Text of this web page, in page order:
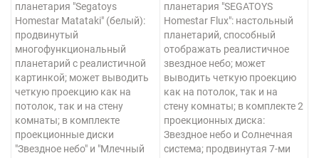
планетария "Segatoys
Homestar Matataki" (белый):
продвинутый
многофункциональный
планетарий с реалистичной
картинкой; может выводить
четкую проекцию как на
потолок, так и на стену
комнаты; в комплекте
проекционные диски
"Звездное небо" и "Млечный
планетария "SEGATOYS
Homestar Flux": настольный
планетарий, способный
отображать реалистичное
звездное небо; может
выводить четкую проекцию
как на потолок, так и на
стену комнаты; в комплекте 2
проекционных диска:
Звездное небо и Солнечная
система; продвинутая 7-ми